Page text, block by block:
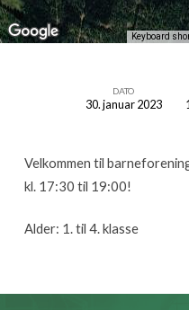
Keyboard
Barneforening
Syskenringen
DATO
30. januar 2023
Velkommen til
kl. 17:30 til 19:00!
Alder: 1. til 4. klasse